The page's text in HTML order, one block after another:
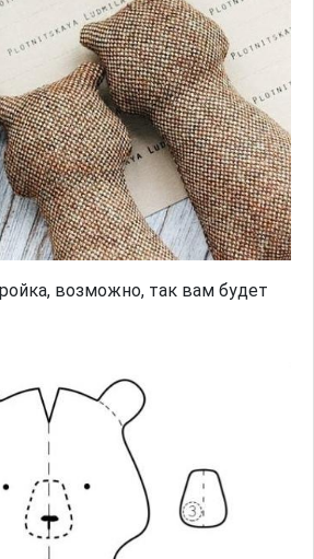
возможно, так вам будет